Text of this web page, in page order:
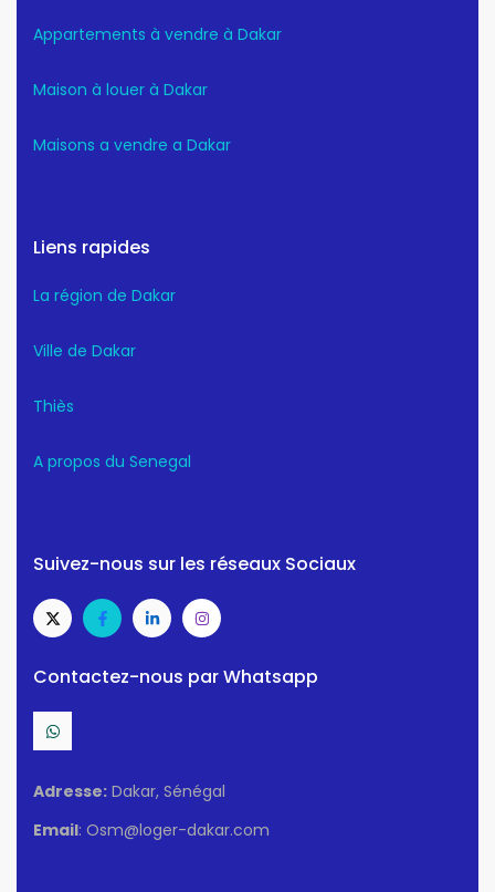
Appartements à vendre à Dakar
Maison à louer à Dakar
Maisons a vendre a Dakar
Liens rapides
La région de Dakar
Ville de Dakar
Thiès
A propos du Senegal
Suivez-nous sur les réseaux Sociaux
Contactez-nous par Whatsapp
Adresse: Dakar, Sénégal
Email: Osm@loger-dakar.com